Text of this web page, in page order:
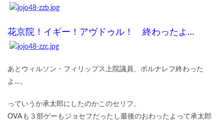
花京院！イギー！アヴドゥル！ 終わったよ…
あとウィルソン・フィリップス上院議員、ポルナレフ終わった
よ…。
っていうか承太郎にしたのかこのセリフ。
OVAも３部ゲーもジョセフだったし最後のおわったよって承太郎